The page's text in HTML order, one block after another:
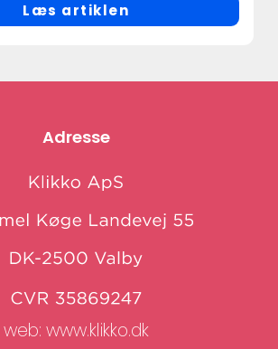
Læs artiklen
Adresse
web: www.klikko.dk